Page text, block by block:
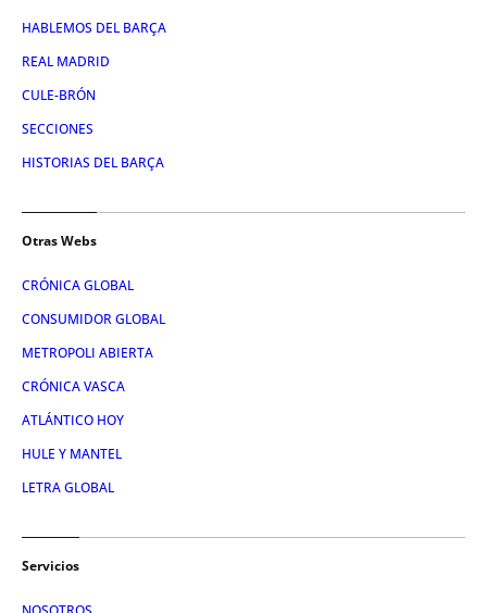
HABLEMOS DEL BARÇA
REAL MADRID
CULE-BRÓN
SECCIONES
HISTORIAS DEL BARÇA
Otras Webs
CRÓNICA GLOBAL
CONSUMIDOR GLOBAL
METROPOLI ABIERTA
CRÓNICA VASCA
ATLÁNTICO HOY
HULE Y MANTEL
LETRA GLOBAL
Servicios